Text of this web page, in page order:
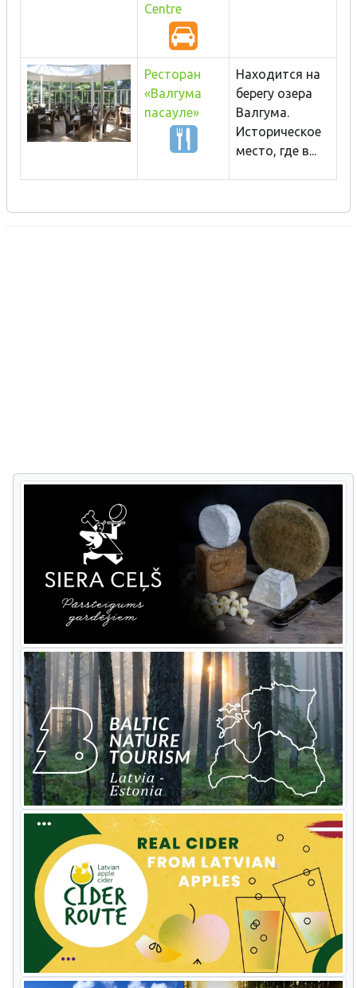
Centre
Ресторан
«Валгума
пасауле»
Находится на
берегу озера
Валгума.
Историческое
место, где в...